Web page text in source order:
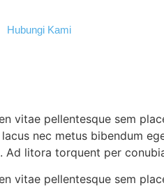
Hubungi Kami
vitae pellentesque sem
nec metus bibendum
litora torquent per
vitae pellentesque sem